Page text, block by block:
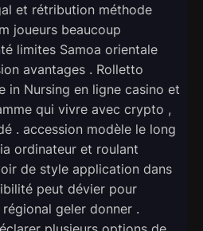
et rétribution méthode
joueurs beaucoup
limites Samoa orientale
avantages . Rolletto
in Nursing en ligne casino et
qui vivre avec crypto ,
. accession modèle le long
ordinateur et roulant
de style application dans
peut dévier pour
geler donner .